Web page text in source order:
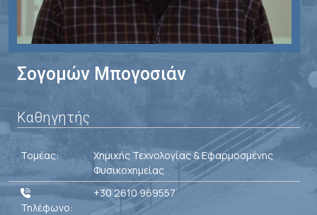
Σογομών Μπογοσιάν
Καθηγητής
Τομέας:
Χημικής Τεχνολογίας & Εφαρμοσμένης
Φυσικοχημείας
Τηλέφωνο:
+30 2610 969557